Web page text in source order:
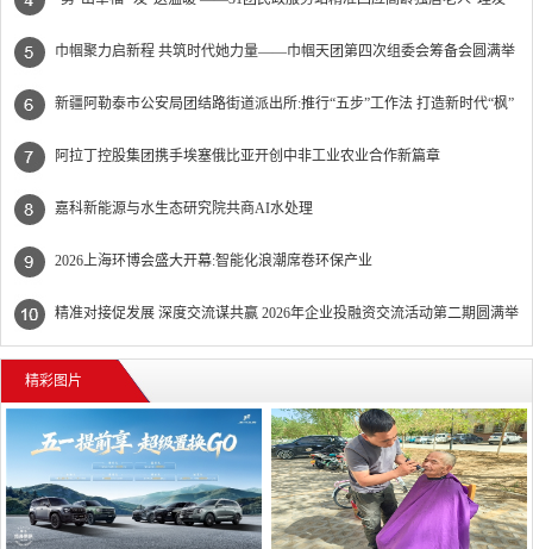
难”
巾帼聚力启新程 共筑时代她力量——巾帼天团第四次组委会筹备会圆满举
办
新疆阿勒泰市公安局团结路街道派出所:推行“五步”工作法 打造新时代“枫”
景线
阿拉丁控股集团携手埃塞俄比亚开创中非工业农业合作新篇章
嘉科新能源与水生态研究院共商AI水处理
2026上海环博会盛大开幕:智能化浪潮席卷环保产业
精准对接促发展 深度交流谋共赢 2026年企业投融资交流活动第二期圆满举
精彩图片